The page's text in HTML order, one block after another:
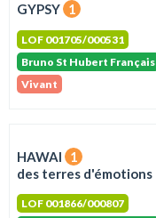
GYPSY 1
LOF 001705/000531
Bruno St Hubert Français
Vivant
HAWAI
1
des terres d'émotions
LOF 001866/000807